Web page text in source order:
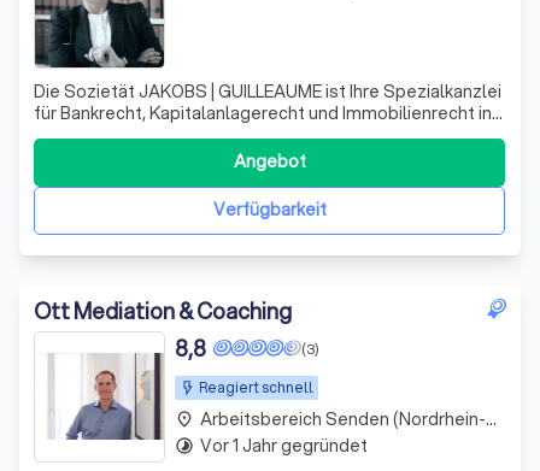
Die Sozietät JAKOBS | GUILLEAUME ist Ihre Spezialkanzlei
für Bankrecht, Kapitalanlagerecht und Immobilienrecht in
Senden/Münster. Mit unserer langjährigen Erfahrung und
umfassendem Fachwissen stehen wir sowohl privaten als
auch institutionellen Investoren zur Seite. Unser Ziel ist
es, Sie in komplex
Verfügbarkeit
Angebot
Ott Mediation & Coaching
Reagiert schnell
(3)
8,8
place Arbeitsbereich Senden (Nordrhein-Westfalen)
timelapse Vor 1 Jahr gegründet